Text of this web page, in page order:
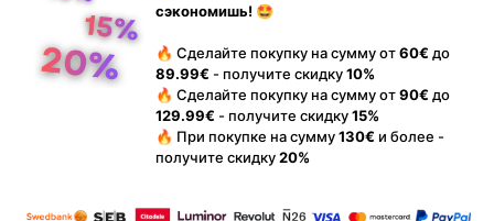
сэкономишь! 🤩
🔥 Сделайте покупку на сумму от60€ до
89.99€ - получите скидку10%
🔥 Сделайте покупку на сумму от90€ до
129.99€ - получите скидку15%
🔥 При покупке на сумму130€ и более -
получите скидку20%